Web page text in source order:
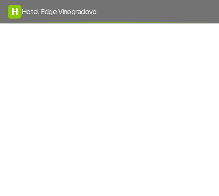
H Hotel Edge Vinogradovo